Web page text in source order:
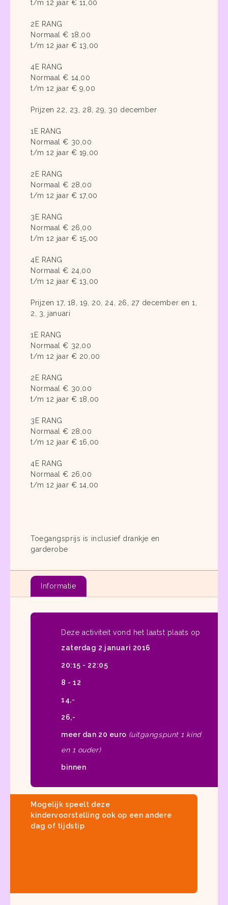
t/m 12 jaar € 11,00
2E RANG
Normaal € 18,00
t/m 12 jaar € 13,00
4E RANG
Normaal € 14,00
t/m 12 jaar € 9,00
Prijzen 22, 23, 28, 29, 30 december
1E RANG
Normaal € 30,00
t/m 12 jaar € 19,00
2E RANG
Normaal € 28,00
t/m 12 jaar € 17,00
3E RANG
Normaal € 26,00
t/m 12 jaar € 15,00
4E RANG
Normaal € 24,00
t/m 12 jaar € 13,00
Prijzen 17, 18, 19, 20, 24, 26, 27 december en 1,
2, 3, januari
1E RANG
Normaal € 32,00
t/m 12 jaar € 20,00
2E RANG
Normaal € 30,00
t/m 12 jaar € 18,00
3E RANG
Normaal € 28,00
t/m 12 jaar € 16,00
4E RANG
Normaal € 26,00
t/m 12 jaar € 14,00
Toegangsprijs is inclusief drankje en
garderobe
Informatie
Deze activiteit vond het laatst plaats op
zaterdag 2 januari 2016
20:15 - 22:05
8 - 12
14,-
26,-
meer dan 20 euro (uitgangspunt 1 kind
en 1 ouder)
binnen
Mogelijk speelt deze
kindervoorstelling ook op een andere
dag of tijdstip